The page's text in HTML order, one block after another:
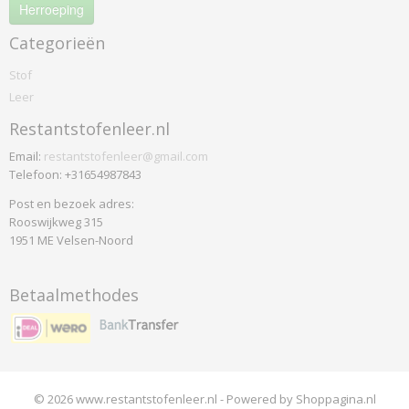
Saville Row Plain
Synergy
Weathered
Yoredale
Colefax
Horato
De-ploeg
Accent
Arco
Birk
Brick
Everest
Herroeping
Categorieën
Stof
Leer
Restantstofenleer.nl
Email: restantstofenleer@gmail.com
Telefoon: +31654987843
Post en bezoek adres:
Rooswijkweg 315
1951 ME Velsen-Noord
Betaalmethodes
© 2026 www.restantstofenleer.nl - Powered by Shoppagina.nl